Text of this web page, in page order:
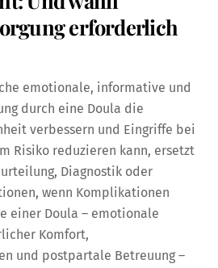
erforderlich
emotionale, informative und
durch eine Doula die
verbessern und Eingriffe bei
Risiko reduzieren kann, ersetzt
Diagnostik oder
wenn Komplikationen
einer Doula – emotionale
Komfort,
und postpartale Betreuung –